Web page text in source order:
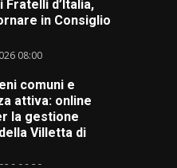
attiva: online
la gestione
Villetta di
06:20
Minareto e la prima
“L’Albergo
Il rapimento”
06:15